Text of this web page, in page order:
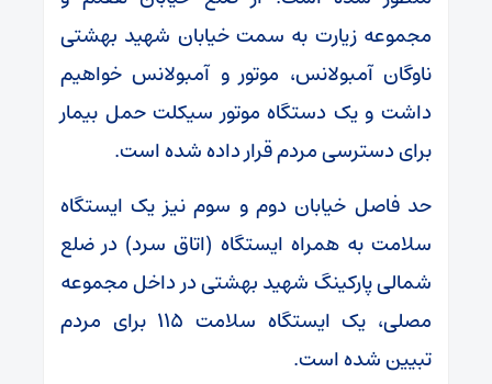
مجموعه زیارت به سمت خیابان شهید بهشتی
ناوگان آمبولانس، موتور و آمبولانس خواهیم
داشت و یک دستگاه موتور سیکلت حمل بیمار
برای دسترسی مردم قرار داده شده است.
حد فاصل خیابان دوم و سوم نیز یک ایستگاه
سلامت به همراه ایستگاه (اتاق سرد) در ضلع
شمالی پارکینگ شهید بهشتی در داخل مجموعه
مصلی، یک ایستگاه سلامت ۱۱۵ برای مردم
تبیین شده است.